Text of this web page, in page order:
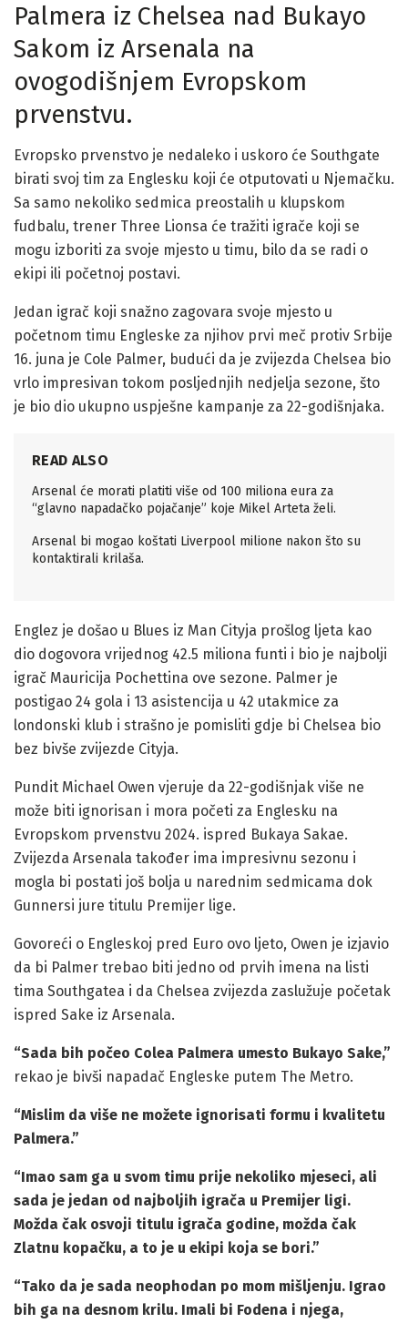
Palmera iz Chelsea nad Bukayo
Sakom iz Arsenala na
ovogodišnjem Evropskom
prvenstvu.
Evropsko prvenstvo je nedaleko i uskoro će Southgate
birati svoj tim za Englesku koji će otputovati u Njemačku.
Sa samo nekoliko sedmica preostalih u klupskom
fudbalu, trener Three Lionsa će tražiti igrače koji se
mogu izboriti za svoje mjesto u timu, bilo da se radi o
ekipi ili početnoj postavi.
Jedan igrač koji snažno zagovara svoje mjesto u
početnom timu Engleske za njihov prvi meč protiv Srbije
16. juna je Cole Palmer, budući da je zvijezda Chelsea bio
vrlo impresivan tokom posljednjih nedjelja sezone, što
je bio dio ukupno uspješne kampanje za 22-godišnjaka.
READ ALSO
Arsenal će morati platiti više od 100 miliona eura za
“glavno napadačko pojačanje” koje Mikel Arteta želi.
Arsenal bi mogao koštati Liverpool milione nakon što su
kontaktirali krilaša.
Englez je došao u Blues iz Man Cityja prošlog ljeta kao
dio dogovora vrijednog 42.5 miliona funti i bio je najbolji
igrač Mauricija Pochettina ove sezone. Palmer je
postigao 24 gola i 13 asistencija u 42 utakmice za
londonski klub i strašno je pomisliti gdje bi Chelsea bio
bez bivše zvijezde Cityja.
Pundit Michael Owen vjeruje da 22-godišnjak više ne
može biti ignorisan i mora početi za Englesku na
Evropskom prvenstvu 2024. ispred Bukaya Sakae.
Zvijezda Arsenala također ima impresivnu sezonu i
mogla bi postati još bolja u narednim sedmicama dok
Gunnersi jure titulu Premijer lige.
Govoreći o Engleskoj pred Euro ovo ljeto, Owen je izjavio
da bi Palmer trebao biti jedno od prvih imena na listi
tima Southgatea i da Chelsea zvijezda zaslužuje početak
ispred Sake iz Arsenala.
“Sada bih počeo Colea Palmera umesto Bukayo Sake,”
rekao je bivši napadač Engleske putem The Metro.
“Mislim da više ne možete ignorisati formu i kvalitetu
Palmera.”
“Imao sam ga u svom timu prije nekoliko mjeseci, ali
sada je jedan od najboljih igrača u Premijer ligi.
Možda čak osvoji titulu igrača godine, možda čak
Zlatnu kopačku, a to je u ekipi koja se bori.”
“Tako da je sada neophodan po mom mišljenju. Igrao
bih ga na desnom krilu. Imali bi Fodena i njega,